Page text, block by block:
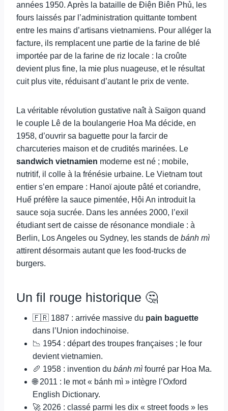
années 1950. Après la bataille de Điện Biên Phủ, les
fours laissés par l’administration quittante tombent
entre les mains d’artisans vietnamiens. Pour alléger la
facture, ils remplacent une partie de la farine de blé
importée par de la farine de riz locale : la croûte
devient plus fine, la mie plus nuageuse, et le résultat
cuit plus vite, réduisant d’autant le prix de vente.
La véritable révolution gustative naît à Saïgon quand
le couple Lê de la boulangerie Hoa Ma décide, en
1958, d’ouvrir sa baguette pour la farcir de
charcuteries maison et de crudités marinées. Le
sandwich vietnamien moderne est né ; mobile,
nutritif, il colle à la frénésie urbaine. Le Vietnam tout
entier s’en empare : Hanoï ajoute pâté et coriandre,
Huế préfère la sauce pimentée, Hội An introduit la
sauce soja sucrée. Dans les années 2000, l’exil
étudiant sert de caisse de résonance mondiale : à
Berlin, Los Angeles ou Sydney, les stands de bánh mì
attirent désormais autant que les food-trucks de
burgers.
Un fil rouge historique 🤔
🇫🇷 1887 : arrivée massive du pain baguette
dans l’Union indochinoise.
📉 1954 : départ des troupes françaises ; le four
devient vietnamien.
🥖 1958 : invention du bánh mì fourré par Hoa Ma.
🌐 2011 : le mot « bánh mì » intègre l’Oxford
English Dictionary.
🚀 2026 : classé parmi les dix « street foods » les